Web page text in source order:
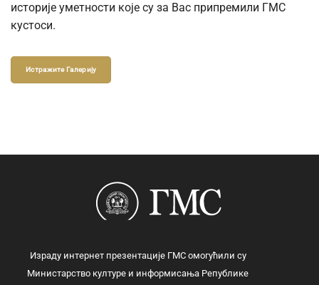
историје уметности које су за Вас припремили ГМС
кустоси.
Истражите Галерију
Израду интернет презентације ГМС омогућили су
Министарство културе и информисања Републике